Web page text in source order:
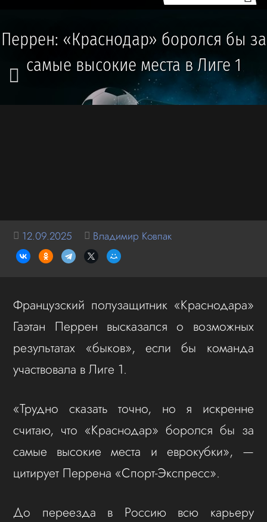
Перрен: «Краснодар» боролся бы за
самые высокие места в Лиге 1
12.09.2025 Владимир Ковпак
Французский полузащитник «Краснодара»
Гаэтан Перрен высказался о возможных
результатах «быков», если бы команда
участвовала в Лиге 1.
«Трудно сказать точно, но я искренне
считаю, что «Краснодар» боролся бы за
самые высокие места и еврокубки», —
цитирует Перрена «Спорт-Экспресс».
До переезда в Россию всю карьеру